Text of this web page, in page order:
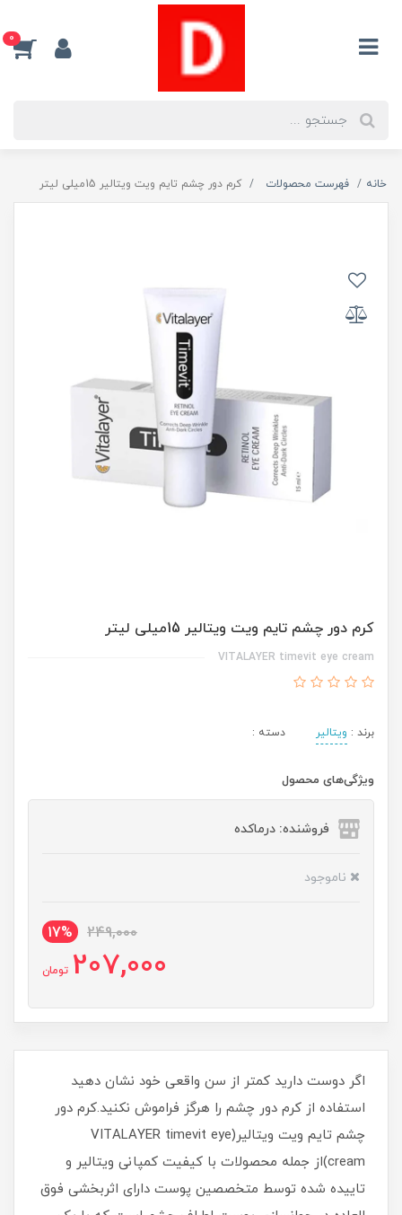
0
خانه فهرست محصولات کرم دور چشم تایم ویت ویتالیر 15میلی لیتر
کرم دور چشم تایم ویت ویتالیر 15میلی لیتر
VITALAYER timevit eye cream
برند : ویتالیر دسته :
ویژگی‌های محصول
فروشنده: درماکده
ناموجود
249,000
17%
207,000 تومان
اگر دوست دارید کمتر از سن واقعی خود نشان دهید
استفاده از کرم دور چشم را هرگز فراموش نکنید.کرم دور
چشم تایم ویت ویتالیر(VITALAYER timevit eye
cream)از جمله محصولات با کیفیت کمپانی ویتالیر و
تاییده شده توسط متخصصین پوست دارای اثربخشی فوق